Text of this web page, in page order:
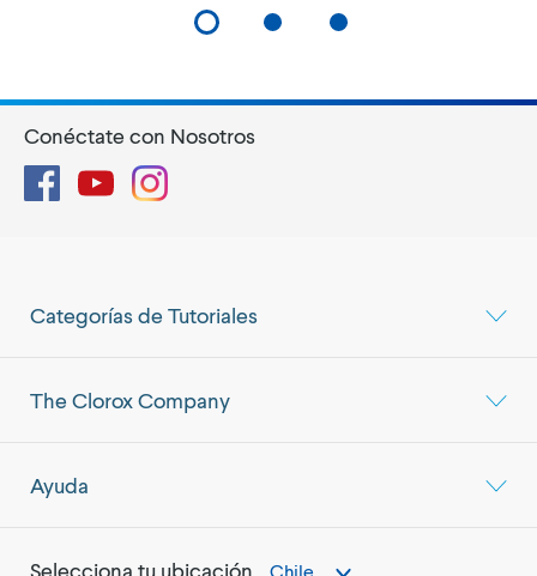
Categorías de Tutoriales
The Clorox Company
Ayuda
Selecciona tu ubicación Chile
Conéctate con Nosotros
FacebookYouTubeInstagram